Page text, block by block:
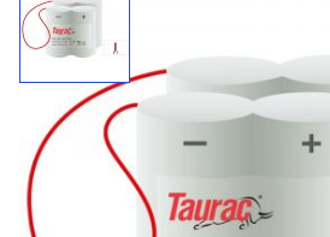
Accupack 480PACK / 4,8 V
Kies uw connector bij "'meer